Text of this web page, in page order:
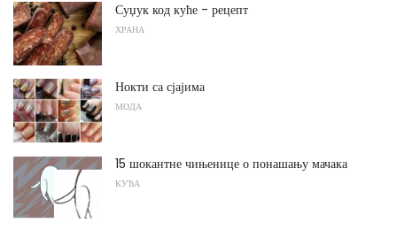
Суџук код куће - рецепт
ХРАНА
Нокти са сјајима
МОДА
15 шокантне чињенице о понашању мачака
КУЋА